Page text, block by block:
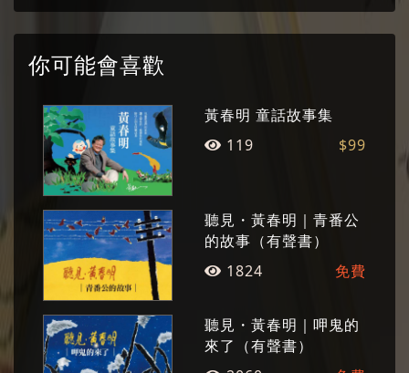
政治大學及臺東師範學院等大專院校駐校作家。
曾獲吳三連文學獎、國家文藝獎、時報文學獎、
東元獎及噶瑪蘭獎等。現為蘭陽戲劇團藝術總
監、《九彎十八拐》雜誌發行人、黃大魚兒童劇
團團長。 以小說創作進入文壇，雖被譽為鄉土作
家，但在不同的時期展現出不同的寫作風格。作
品關懷的對象包括鄉土小人物、城市邊緣人，九○
年代則特別關注老人族群。除了小說的創作之
外，更跨足散文、新詩、劇本及兒童文學（繪
本、童詩、小說）等不同文類的寫作。
你可能會喜歡
黃春明 童話故事集
119
$99
聽見・黃春明｜青番公
的故事（有聲書）
1824
免費
聽見・黃春明｜呷鬼的
來了（有聲書）